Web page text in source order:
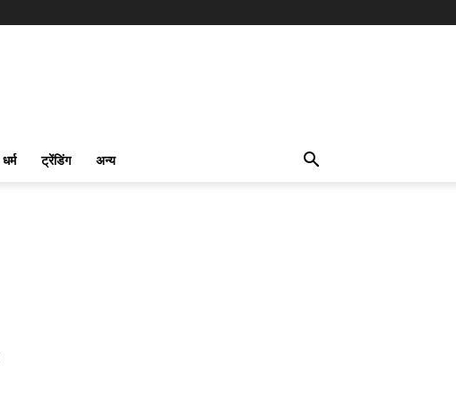
धर्म ट्रेंडिंग अन्य